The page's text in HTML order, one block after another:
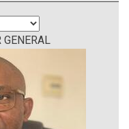
GENERAL